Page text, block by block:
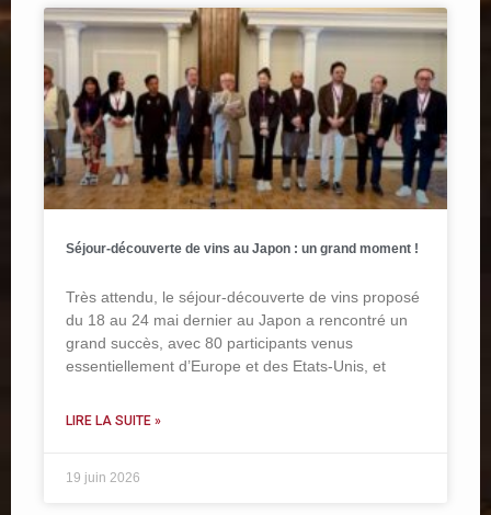
Séjour-découverte de vins au Japon : un grand moment !
Très attendu, le séjour-découverte de vins proposé
du 18 au 24 mai dernier au Japon a rencontré un
grand succès, avec 80 participants venus
essentiellement d’Europe et des Etats-Unis, et
LIRE LA SUITE »
19 juin 2026